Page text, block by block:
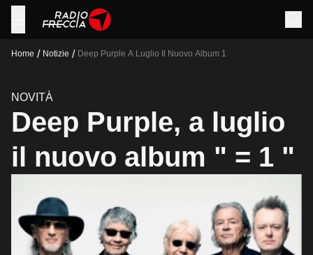
Home / Notizie / Deep Purple A Luglio Il Nuovo Album 1
NOVITÀ
Deep Purple, a luglio
il nuovo album " = 1 "